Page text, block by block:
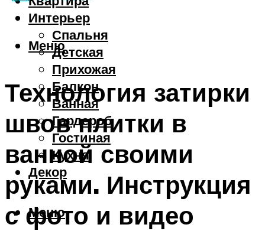
Интерьер
Спальня
Детская
Прихожая
Балкон
Ванная
Гардероб
Гостиная
Кухня
Декор
Меню
Меню
Технология затирки
швов плитки в
ванной своими
руками. Инструкция
с фото и видео